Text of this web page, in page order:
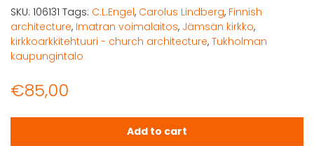
€85,00
Arkkitehti 1926. Rakennus- ja koristetaiteellinen
Add to cart
SKU: 106131 Tags: C.L.Engel, Carolus Lindberg, Finnish
architecture, Imatran voimalaitos, Jämsän kirkko,
kirkkoarkkitehtuuri - church architecture, Tukholman
kaupungintalo